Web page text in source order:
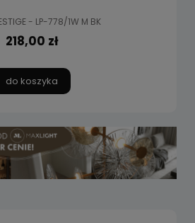
- LP-778/1W M BK
218,00 zł
do koszyka